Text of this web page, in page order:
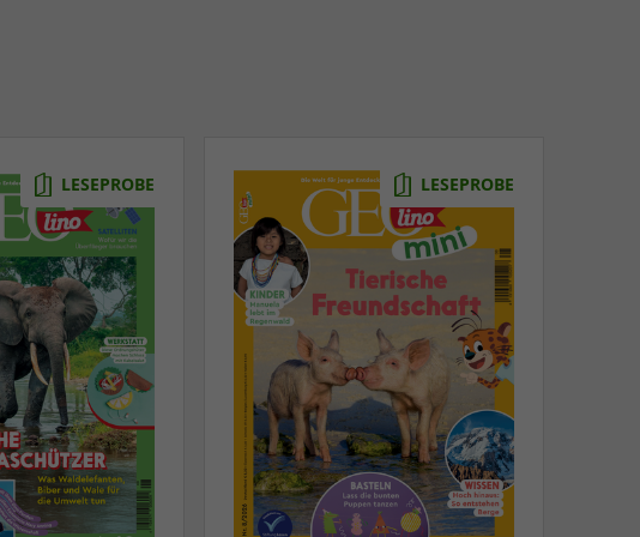
LESEPROBE LESEPROBE